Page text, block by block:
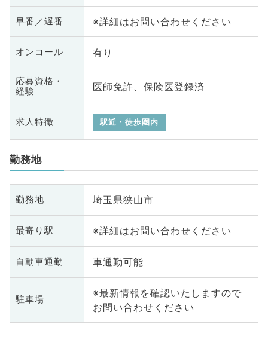
早番／遅番 ※詳細はお問い合わせください
オンコール 有り
応募資格・
経験
医師免許、保険医登録済
求人特徴 駅近・徒歩圏内
勤務地
勤務地 埼玉県狭山市
最寄り駅 ※詳細はお問い合わせください
自動車通勤 車通勤可能
駐車場
※最新情報を確認いたしますので
お問い合わせください